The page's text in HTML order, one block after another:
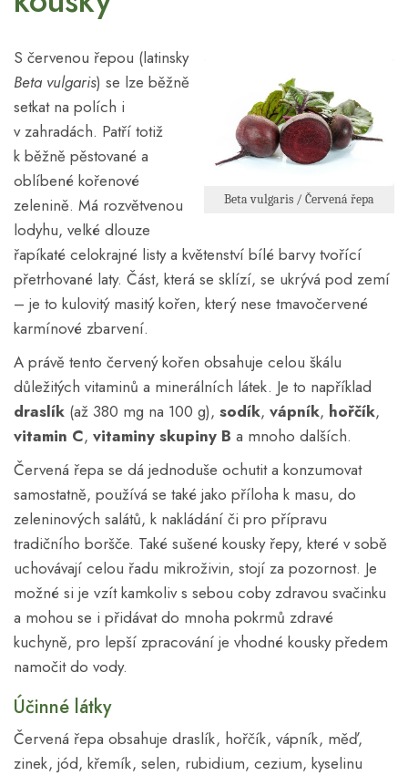
Beta vulgaris / Červená řepa
S červenou řepou (latinsky
Beta vulgaris) se lze běžně
setkat na polích i
v zahradách. Patří totiž
k běžně pěstované a
oblíbené kořenové
zelenině. Má rozvětvenou
lodyhu, velké dlouze
řapíkaté celokrajné listy a květenství bílé barvy tvořící
přetrhované laty. Část, která se sklízí, se ukrývá pod zemí
– je to kulovitý masitý kořen, který nese tmavočervené
karmínové zbarvení.
A právě tento červený kořen obsahuje celou škálu
důležitých vitaminů a minerálních látek. Je to například
draslík (až 380 mg na 100 g), sodík, vápník, hořčík,
vitamin C, vitaminy skupiny B a mnoho dalších.
Červená řepa se dá jednoduše ochutit a konzumovat
samostatně, používá se také jako příloha k masu, do
zeleninových salátů, k nakládání či pro přípravu
tradičního boršče. Také sušené kousky řepy, které v sobě
uchovávají celou řadu mikroživin, stojí za pozornost. Je
možné si je vzít kamkoliv s sebou coby zdravou svačinku
a mohou se i přidávat do mnoha pokrmů zdravé
kuchyně, pro lepší zpracování je vhodné kousky předem
namočit do vody.
Účinné látky
Červená řepa obsahuje draslík, hořčík, vápník, měď,
zinek, jód, křemík, selen, rubidium, cezium, kyselinu